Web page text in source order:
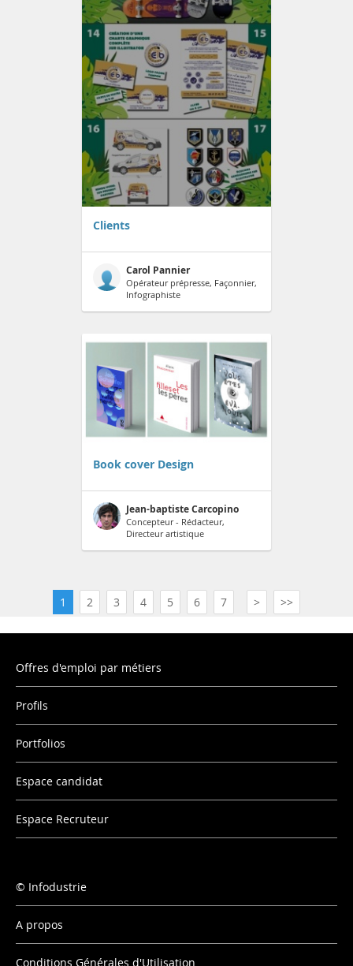
Clients
Carol Pannier
Opérateur prépresse, Façonnier,
Infographiste
Book cover Design
Jean-baptiste Carcopino
Concepteur - Rédacteur,
Directeur artistique
1 2 3 4 5 6 7 > >>
Offres d'emploi par métiers
Profils
Portfolios
Espace candidat
Espace Recruteur
Infodustrie
A propos
Conditions Générales d'Utilisation